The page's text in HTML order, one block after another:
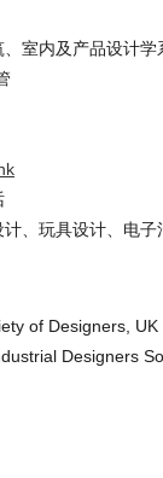
室内及产品设计学
、玩具设计、电
of Designers, UK
Designers